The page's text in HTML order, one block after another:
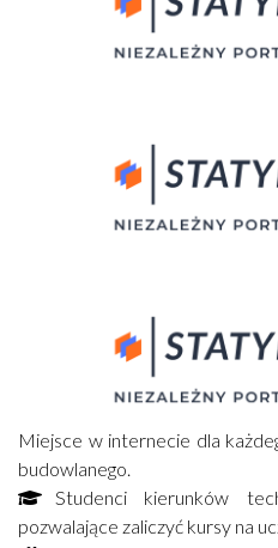
Miejsce w internecie dla
budowlanego.
Studenci kierunków
pozwalające zaliczyć kursy na